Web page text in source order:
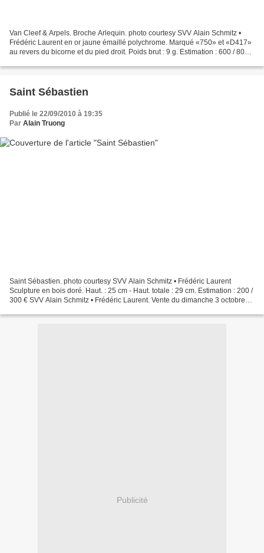
Van Cleef & Arpels. Broche Arlequin. photo courtesy SVV Alain Schmitz •
Frédéric Laurent en or jaune émaillé polychrome. Marqué «750» et «D417»
au revers du bicorne et du pied droit. Poids brut : 9 g. Estimation : 600 / 800 €
Saint Sébastien
Publié le 22/09/2010 à 19:35
Par Alain Truong
Saint Sébastien. photo courtesy SVV Alain Schmitz • Frédéric Laurent
Sculpture en bois doré. Haut. : 25 cm - Haut. totale : 29 cm. Estimation : 200 /
300 € SVV Alain Schmitz • Frédéric Laurent. Vente du dimanche 3 octobre
Publicité